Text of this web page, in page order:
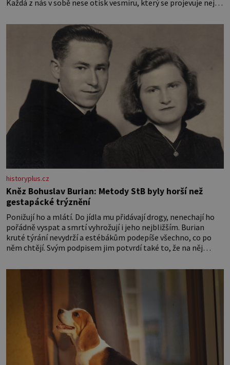
Každá z nás v sobě nese otisk vesmíru, který se projevuje nejen
Ženy narozené ve znamení Berana, Lva a Střelce v sobě nesou
žár, odvahu a neutuchající elán. Vaše
historyplus.cz
Kněz Bohuslav Burian: Metody StB byly horší než
gestapácké trýznění
Ponižují ho a mlátí. Do jídla mu přidávají drogy, nenechají ho
pořádně vyspat a smrtí vyhrožují i jeho nejbližším. Burian
kruté týrání nevydrží a estébákům podepíše všechno, co po
něm chtějí. Svým podpisem jim potvrdí také to, že na něj
Syn brněnského řezníka chce být knězem a